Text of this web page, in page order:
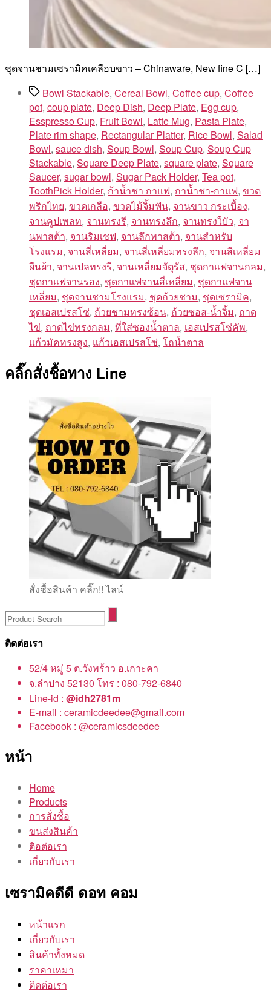
ชุดจานชามเซรามิคเคลือบขาว – Chinaware, New fine C […]
TagsBowl Stackable, Cereal Bowl, Coffee cup, Coffee
pot, coup plate, Deep Dish, Deep Plate, Egg cup,
Esspresso Cup, Fruit Bowl, Latte Mug, Pasta Plate,
Plate rim shape, Rectangular Platter, Rice Bowl, Salad
Bowl, sauce dish, Soup Bowl, Soup Cup, Soup Cup
Stackable, Square Deep Plate, square plate, Square
Saucer, sugar bowl, Sugar Pack Holder, Tea pot,
ToothPick Holder, ก้าน้ำชา กาแฟ, กาน้ำชา-กาแฟ, ขวด
พริกไทย, ขวดเกลือ, ขวดไม้จิ้มฟัน, จานขาว กระเบื้อง,
จานคูปเพลท, จานทรงรี, จานทรงลึก, จานทรงใบัว, จา
นพาสต้า, จานริมเชฟ, จานลึกพาสต้า, จานสำหรับ
โรงแรม, จานสี่เหลี่ยม, จานสี่เหลี่ยมทรงลึก, จานสีเหลี่ยม
ผืนผ้า, จานเปลทรงรี, จานเหลี่ยมจัตุรัส, ชุดกาแฟจานกลม,
ชุดกาแฟจานรอง, ชุดกาแฟจานสี่เหลี่ยม, ชุดกาแฟจาน
เหลี่ยม, ชุดจานชามโรงแรม, ชุดถ้วยชาม, ชุดเซรามิค,
ชุดเอสเปรสโซ่, ถ้วยชามทรงซ้อน, ถ้วยซอส-น้ำจิ้ม, ถาด
ไข่, ถาดไข่ทรงกลม, ที่ใส่ซองน้ำตาล, เอสเปรสโซ่คัพ,
แก้วมัคทรงสูง, แก้วเอสเปรสโซ่, โถน้ำตาล
คลิ๊กสั่งชื้อทาง Line
สั่งชื้อสินค้า คลิ๊ก!! ไลน์
ติดต่อเรา
52/4 หมู่ 5 ต.วังพร้าว อ.เกาะคา
จ.ลำปาง 52130 โทร : 080-792-6840
Line-id : @idh2781m
E-mail : ceramicdeedee@gmail.com
Facebook : @ceramicsdeedee
หน้า
Home
Products
การสั่งชื้อ
ขนส่งสินค้า
ติอต่อเรา
เกี่ยวกับเรา
เซรามิคดีดี ดอท คอม
หน้าแรก
เกี่ยวกับเรา
สินค้าทั้งหมด
ราคาเหมา
ติดต่อเรา